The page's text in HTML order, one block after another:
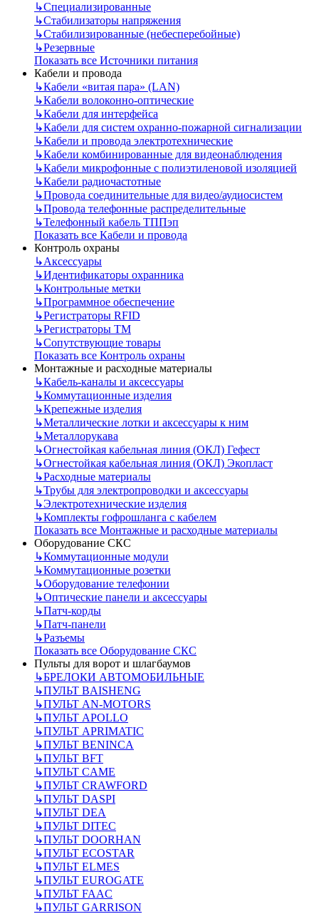
↳Специализированные
↳Стабилизаторы напряжения
↳Стабилизированные (небесперебойные)
↳Резервные
Показать все Источники питания
Кабели и провода
↳Кабели «витая пара» (LAN)
↳Кабели волоконно-оптические
↳Кабели для интерфейса
↳Кабели для систем охранно-пожарной сигнализации
↳Кабели и провода электротехнические
↳Кабели комбинированные для видеонаблюдения
↳Кабели микрофонные с полиэтиленовой изоляцией
↳Кабели радиочастотные
↳Провода соединительные для видео/аудиосистем
↳Провода телефонные распределительные
↳Телефонный кабель ТППэп
Показать все Кабели и провода
Контроль охраны
↳Аксессуары
↳Идентификаторы охранника
↳Контрольные метки
↳Программное обеспечение
↳Регистраторы RFID
↳Регистраторы ТМ
↳Сопутствующие товары
Показать все Контроль охраны
Монтажные и расходные материалы
↳Кабель-каналы и аксессуары
↳Коммутационные изделия
↳Крепежные изделия
↳Металлические лотки и аксессуары к ним
↳Металлорукава
↳Огнестойкая кабельная линия (ОКЛ) Гефест
↳Огнестойкая кабельная линия (ОКЛ) Экопласт
↳Расходные материалы
↳Трубы для электропроводки и аксессуары
↳Электротехнические изделия
↳Комплекты гофрошланга с кабелем
Показать все Монтажные и расходные материалы
Оборудование СКС
↳Коммутационные модули
↳Коммутационные розетки
↳Оборудование телефонии
↳Оптические панели и аксессуары
↳Патч-корды
↳Патч-панели
↳Разъемы
Показать все Оборудование СКС
Пульты для ворот и шлагбаумов
↳БРЕЛОКИ АВТОМОБИЛЬНЫЕ
↳ПУЛЬТ BAISHENG
↳ПУЛЬТ AN-MOTORS
↳ПУЛЬТ APOLLO
↳ПУЛЬТ APRIMATIC
↳ПУЛЬТ BENINCA
↳ПУЛЬТ BFT
↳ПУЛЬТ CAME
↳ПУЛЬТ CRAWFORD
↳ПУЛЬТ DASPI
↳ПУЛЬТ DEA
↳ПУЛЬТ DITEC
↳ПУЛЬТ DOORHAN
↳ПУЛЬТ ECOSTAR
↳ПУЛЬТ ELMES
↳ПУЛЬТ EUROGATE
↳ПУЛЬТ FAAC
↳ПУЛЬТ GARRISON